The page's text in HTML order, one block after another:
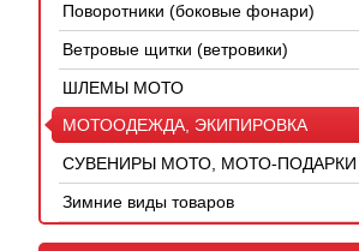
Поворотники (боковые фонари)
Ветровые щитки (ветровики)
ШЛЕМЫ МОТО
МОТООДЕЖДА, ЭКИПИРОВКА
СУВЕНИРЫ МОТО, МОТО-ПОДАРКИ
Зимние виды товаров